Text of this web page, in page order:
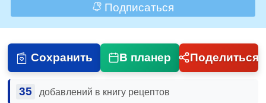
Подписаться
Сохранить В планер Поделиться
35 добавлений в книгу рецептов